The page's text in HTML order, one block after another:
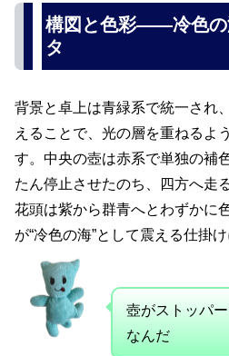
構図と色彩――冷色の
タ
背景と卓上は青緑系で統一され
えることで、光の層を重ねるよ
す。中央の壺は赤系で単独の補
たん停止させたのち、四方へ走
花頭は紫から群青へとわずかに
が“冷色の海”として震える仕掛
壺がストッパ
なんだ